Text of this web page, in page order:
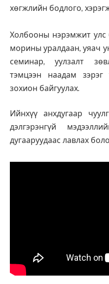
хөгжлийн бодлого,
Холбооны нэрэмжит улс
морины уралдаан, уяач
семинар, уулзалт
тэмцээн наадам зэрэг
зохион байгуулах.
Ийнхүү анхдугаар
дэлгэрэнгүй
дугааруудаас лавлах